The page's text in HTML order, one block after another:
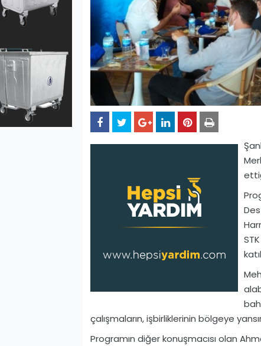
çalışmaların, işbirliklerinin bölgeye
Programın diğer konuşmacısı olan